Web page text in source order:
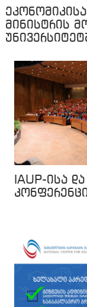
მინისტრის
IAUP-ისა